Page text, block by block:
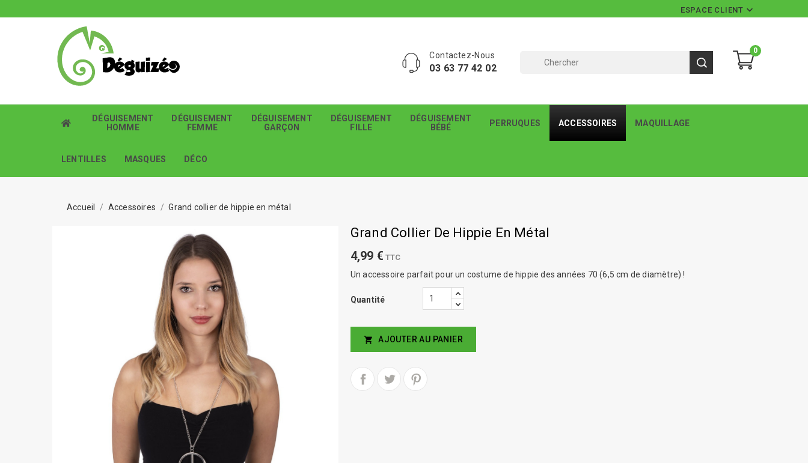
ESPACE CLIENT 
0
Contactez-Nous
03 63 77 42 02
DÉGUISEMENT
HOMME
DÉGUISEMENT
FEMME
DÉGUISEMENT
GARÇON
DÉGUISEMENT
FILLE
DÉGUISEMENT
BÉBÉ
PERRUQUES ACCESSOIRES MAQUILLAGE
LENTILLES MASQUES DÉCO
Accueil Accessoires Grand collier de hippie en métal
Grand Collier De Hippie En Métal
4,99 € TTC
Un accessoire parfait pour un costume de hippie des années 70 (6,5 cm de diamètre) !
Quantité
 AJOUTER AU PANIER